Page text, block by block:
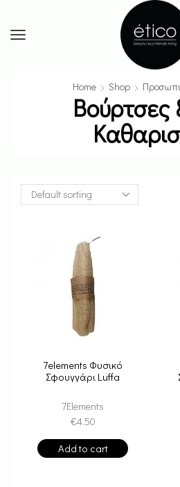
Home Shop
Βούρτσες
7elements Φυσικό
Σφουγγάρι Luffa
7Elements
€4.50
Add to cart